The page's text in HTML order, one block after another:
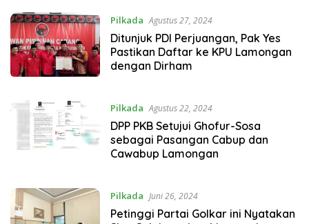
Pilkada Agustus 27, 2024
Ditunjuk PDI Perjuangan, Pak Yes
Pastikan Daftar ke KPU Lamongan
dengan Dirham
Pilkada Agustus 22, 2024
DPP PKB Setujui Ghofur-Sosa
sebagai Pasangan Cabup dan
Cawabup Lamongan
Pilkada Juni 26, 2024
Petinggi Partai Golkar ini Nyatakan